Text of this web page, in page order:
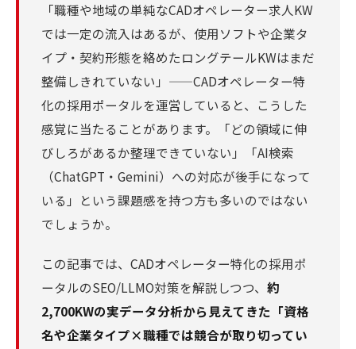
「職種や地域の単純なCADオペレーター求人KW
では一定の流入はあるが、使用ソフトや企業タ
イプ・契約形態を絡めたロングテールKWはまだ
整備しきれていない」——CADオペレーター特
化の採用ポータルを運営していると、こうした
感覚に当たることがあります。「どの領域に伸
びしろがあるか整理できていない」「AI検索
（ChatGPT・Gemini）への対応が後手になって
いる」という課題感を持つ方も多いのではない
でしょうか。
この記事では、CADオペレーター特化の採用ポ
ータルのSEO/LLMO対策を解説しつつ、 約
2,700KWの実データ分析から見えてきた「資格
名や企業タイプ×職種では競合が取り切ってい